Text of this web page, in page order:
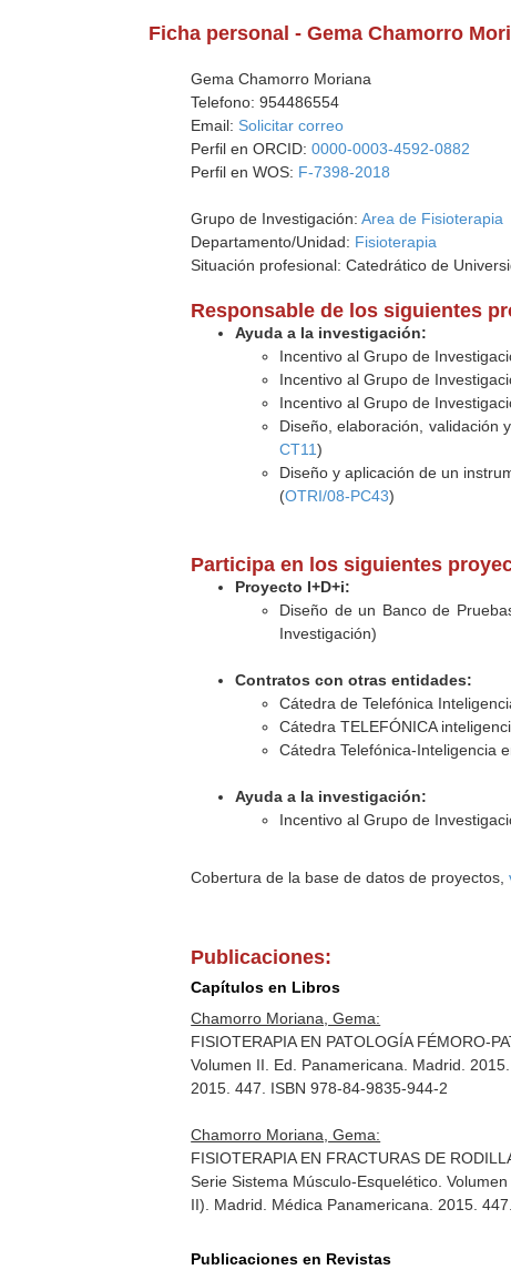
Ficha personal - Gema Chamorro
Gema Chamorro Moriana
Telefono: 954486554
Email: Solicitar correo
Perfil en ORCID:0000-0003-4592-0882
Perfil en WOS: F-7398-2018
Grupo de Investigación:Area de Fisioterapia
Departamento/Unidad: Fisioterapia
Situación profesional: Catedrático de
Responsable de los siguientes
Ayuda a la investigación:
Incentivo al Grupo de
Incentivo al Grupo de
Incentivo al Grupo de
Diseño, elaboración, validación
CT11)
Diseño y aplicación de un
(OTRI/08-PC43)
Participa en los siguientes
Proyecto I+D+i:
Diseño de un Banco de
Investigación)
Contratos con otras entidades:
Cátedra de Telefónica
Cátedra TELEFÓNICA
Cátedra Telefónica-Inteligencia
Ayuda a la investigación:
Incentivo al Grupo de
Cobertura de la base de datos de proyectos,
Publicaciones:
Capítulos en Libros
Chamorro Moriana, Gema:
FISIOTERAPIA EN PATOLOGÍA FÉMORO-
Volumen II. Ed. Panamericana. Madrid. 2015.
2015. 447. ISBN 978-84-9835-944-2
Chamorro Moriana, Gema:
FISIOTERAPIA EN FRACTURAS DE
Serie Sistema Músculo-Esquelético.
II) . Madrid. Médica Panamericana. 2015.
Publicaciones en Revistas